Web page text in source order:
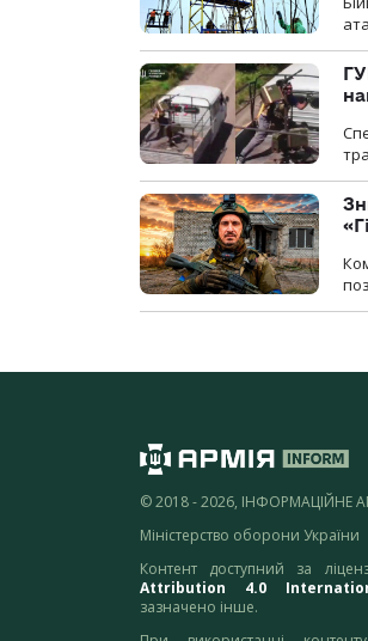
© 2018 - 2026, ІНФОРМАЦІЙНЕ
Міністерство оборони України
Контент доступний за
Attribution 4.0
зазначено інше.